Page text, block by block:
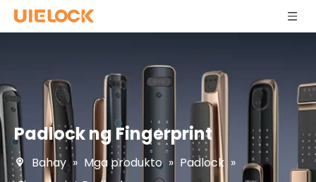
Padlock ng Fingerprint
Bahay » Mga produkto » Padlock »